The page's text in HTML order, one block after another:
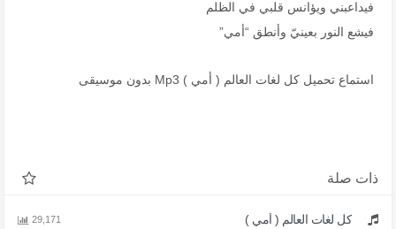
فيداعبني ويؤانس قلبي في الظلم
فيشع النور بعينيّ وأنطق “أمي”
استماع تحميل كل لغات العالم ( أمي ) Mp3 بدون موسيقى
ذات صلة
كل لغات العالم ( أمي ) 29,171